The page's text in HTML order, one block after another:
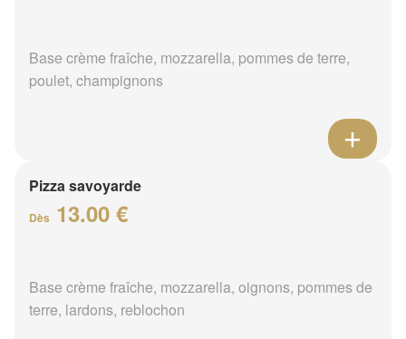
Base crème fraîche, mozzarella, pommes de terre,
poulet, champignons
Pizza savoyarde
Dès 13.00 €
Base crème fraîche, mozzarella, oignons, pommes de
terre, lardons, reblochon